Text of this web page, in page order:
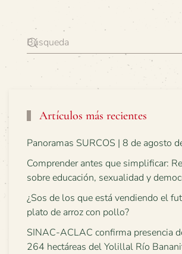
Artículos más recientes
Panoramas SURCOS | 8 de agosto
Comprender antes que simplificar:
sobre educación, sexualidad y
¿Sos de los que está vendiendo el
plato de arroz con pollo?
SINAC-ACLAC confirma presencia
264 hectáreas del Yolillal Río